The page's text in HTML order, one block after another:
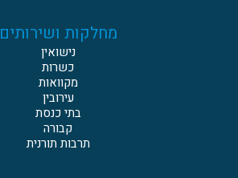
מחלקות ושירותים
נישואין
כשרות
מקוואות
עירובין
בתי כנסת
קבורה
תרבות תורנית